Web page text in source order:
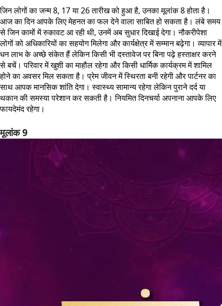
जिन लोगों का जन्म 8, 17 या 26 तारीख को हुआ है, उनका मूलांक 8 होता है।
आज का दिन आपके लिए मेहनत का फल देने वाला साबित हो सकता है। लंबे समय
से जिन कामों में रुकावट आ रही थी, उनमें अब सुधार दिखाई देगा। नौकरीपेशा
लोगों को अधिकारियों का सहयोग मिलेगा और कार्यक्षेत्र में सम्मान बढ़ेगा। व्यापार में
धन लाभ के अच्छे संकेत हैं लेकिन किसी भी दस्तावेज पर बिना पढ़े हस्ताक्षर करने
से बचें। परिवार में खुशी का माहौल रहेगा और किसी धार्मिक कार्यक्रम में शामिल
होने का अवसर मिल सकता है। प्रेम जीवन में स्थिरता बनी रहेगी और पार्टनर का
साथ आपक मानसिक शांति देगा। स्वास्थ्य सामान्य रहेगा लेकिन पुराने दर्द या
थकान की समस्या परेशान कर सकती है। नियमित दिनचर्या अपनाना आपके लिए
फायदेमंद रहेगा।
मूलांक 9